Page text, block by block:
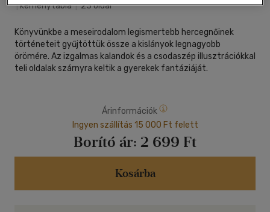
|keménytábla|23 oldal
Könyvünkbe a meseirodalom legismertebb hercegnőinek
történeteit gyűjtöttük össze a kislányok legnagyobb
örömére. Az izgalmas kalandok és a csodaszép illusztrációkkal
teli oldalak szárnyra keltik a gyerekek fantáziáját.
Árinformációk
Ingyen szállítás 15 000 Ft felett
Borító ár: 2 699 Ft
Kosárba